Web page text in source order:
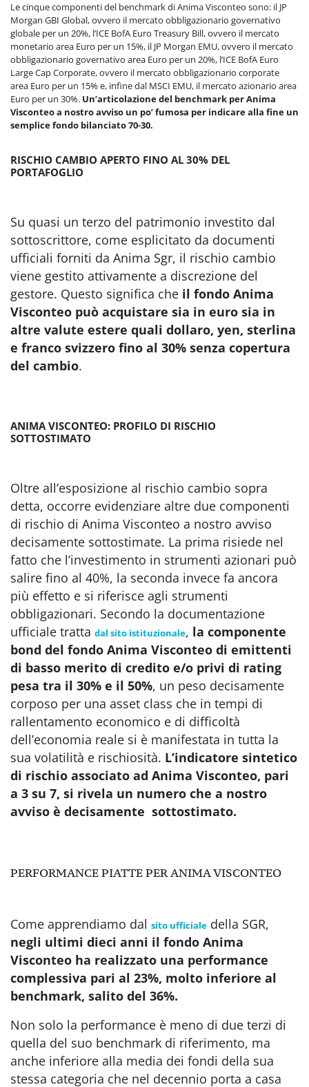
Le cinque componenti del benchmark di Anima Visconteo sono: il JP
Morgan GBI Global, ovvero il mercato obbligazionario governativo
globale per un 20%, l’ICE BofA Euro Treasury Bill, ovvero il mercato
monetario area Euro per un 15%, il JP Morgan EMU, ovvero il mercato
obbligazionario governativo area Euro per un 20%, l’ICE BofA Euro
Large Cap Corporate, ovvero il mercato obbligazionario corporate
area Euro per un 15% e, infine dal MSCI EMU, il mercato azionario area
Euro per un 30%. Un’articolazione del benchmark per Anima
Visconteo a nostro avviso un po’ fumosa per indicare alla fine un
semplice fondo bilanciato 70-30.
RISCHIO CAMBIO APERTO FINO AL 30% DEL
PORTAFOGLIO
Su quasi un terzo del patrimonio investito dal
sottoscrittore, come esplicitato da documenti
ufficiali forniti da Anima Sgr, il rischio cambio
viene gestito attivamente a discrezione del
gestore. Questo significa che il fondo Anima
Visconteo può acquistare sia in euro sia in
altre valute estere quali dollaro, yen, sterlina
e franco svizzero fino al 30% senza copertura
del cambio.
ANIMA VISCONTEO: PROFILO DI RISCHIO
SOTTOSTIMATO
Oltre all’esposizione al rischio cambio sopra
detta, occorre evidenziare altre due componenti
di rischio di Anima Visconteo a nostro avviso
decisamente sottostimate. La prima risiede nel
fatto che l’investimento in strumenti azionari può
salire fino al 40%, la seconda invece fa ancora
più effetto e si riferisce agli strumenti
obbligazionari. Secondo la documentazione
ufficiale tratta dal sito istituzionale, la componente
bond del fondo Anima Visconteo di emittenti
di basso merito di credito e/o privi di rating
pesa tra il 30% e il 50%, un peso decisamente
corposo per una asset class che in tempi di
rallentamento economico e di difficoltà
dell’economia reale si è manifestata in tutta la
sua volatilità e rischiosità. L’indicatore sintetico
di rischio associato ad Anima Visconteo, pari
a 3 su 7, si rivela un numero che a nostro
avviso è decisamente sottostimato.
PERFORMANCE PIATTE PER ANIMA VISCONTEO
Come apprendiamo dal sito ufficiale della SGR,
negli ultimi dieci anni il fondo Anima
Visconteo ha realizzato una performance
complessiva pari al 23%, molto inferiore al
benchmark, salito del 36%.
Non solo la performance è meno di due terzi di
quella del suo benchmark di riferimento, ma
anche inferiore alla media dei fondi della sua
stessa categoria che nel decennio porta a casa